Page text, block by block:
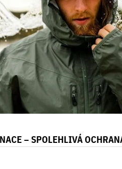
– SPOLEHLIVÁ